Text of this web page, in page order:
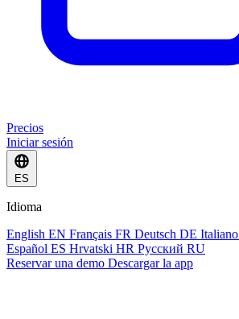
Precios
Iniciar sesión
ES
Idioma
English EN Français FR Deutsch DE Italiano
Español ES Hrvatski HR Русский RU
Reservar una demo Descargar la app